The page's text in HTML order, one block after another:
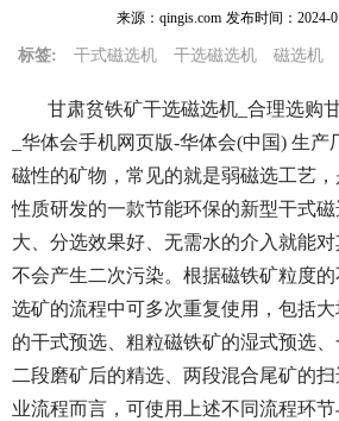
来源：qingis.com 发布时间： 2024-
标签: 干式磁选机 干选磁选机 磁选机
甘肃贫铁矿干选磁选机_合理选购
_华体会手机网页版-华体会(中国) 生
磁性的矿物，常见的就是弱磁选工艺
性质研发的一款节能环保的新型干式
大、分选效果好、无需水的介入就能对
不会产生二次污染。根据磁铁矿粒度
选矿的流程中可多次重复使用，包括
的干式预选、粗粒磁铁矿的湿式预选、
二段磨矿后的精选、两段混合尾矿的
业流程而言，可使用上述不同流程环